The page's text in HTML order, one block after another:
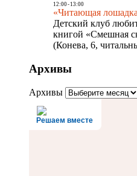
12:00- 13:00
«Читающая
Детский клуб
книгой «Смешная
(Конева, 6,
Архивы
Архивы
Решаем вместе